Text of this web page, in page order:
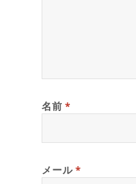
名前*
メール*